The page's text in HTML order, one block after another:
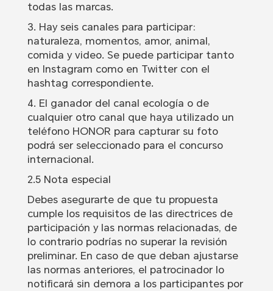
todas las marcas.
3. Hay seis canales para participar:
naturaleza, momentos, amor, animal,
comida y video. Se puede participar tanto
en Instagram como en Twitter con el
hashtag correspondiente.
4. El ganador del canal ecología o de
cualquier otro canal que haya utilizado un
teléfono HONOR para capturar su foto
podrá ser seleccionado para el concurso
internacional.
2.5 Nota especial
Debes asegurarte de que tu propuesta
cumple los requisitos de las directrices de
participación y las normas relacionadas, de
lo contrario podrías no superar la revisión
preliminar. En caso de que deban ajustarse
las normas anteriores, el patrocinador lo
notificará sin demora a los participantes por